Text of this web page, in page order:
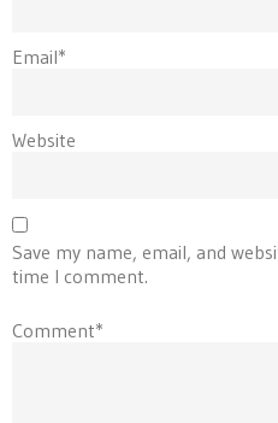
Email*
Website
Save my name, email, and
time I comment.
Comment*